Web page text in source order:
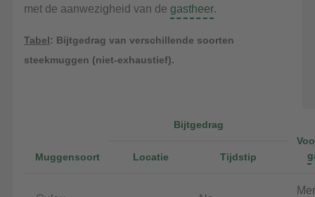
met de aanwezigheid van de gastheer.
Tabel: Bijtgedrag van verschillende soorten
steekmuggen (niet-exhaustief).
Muggensoort
Bijtgedrag
Locatie Tijdstip